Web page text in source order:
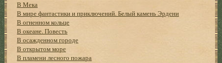
В Мека
В мире фантастики и приключений. Белый камень Эрдени
В огненном кольце
В океане. Повесть
В осажденном городе
В открытом море
В пламени лесного пожара